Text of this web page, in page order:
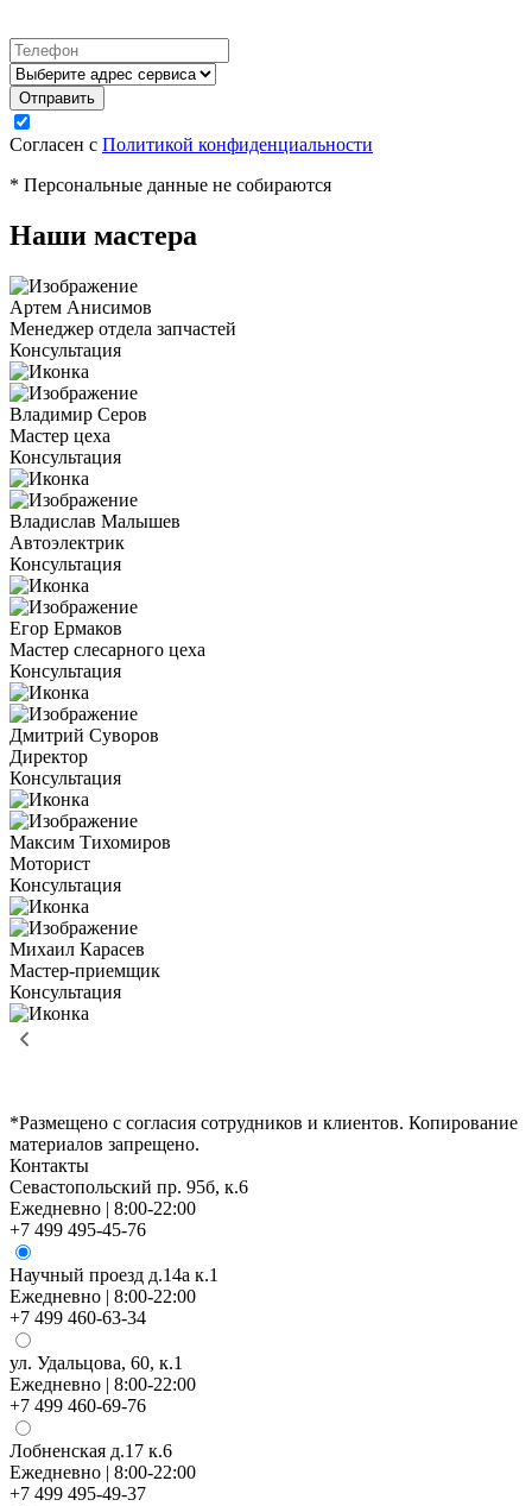
Согласен с Политикой конфиденциальности
* Персональные данные не собираются
Наши мастера
Артем Анисимов
Менеджер отдела запчастей
Консультация
Владимир Серов
Мастер цеха
Консультация
Владислав Малышев
Автоэлектрик
Консультация
Егор Ермаков
Мастер слесарного цеха
Консультация
Дмитрий Суворов
Директор
Консультация
Максим Тихомиров
Моторист
Консультация
Михаил Карасев
Мастер-приемщик
Консультация
*Размещено с согласия сотрудников и клиентов. Копирование
материалов запрещено.
Контакты
Севастопольский пр. 95б, к.6
Ежедневно | 8:00-22:00
+7 499 495-45-76
Научный проезд д.14а к.1
Ежедневно | 8:00-22:00
+7 499 460-63-34
ул. Удальцова, 60, к.1
Ежедневно | 8:00-22:00
+7 499 460-69-76
Лобненская д.17 к.6
Ежедневно | 8:00-22:00
+7 499 495-49-37